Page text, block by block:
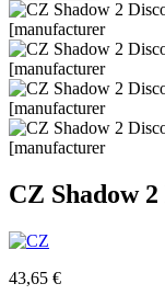
CZ Shadow
43,65 €